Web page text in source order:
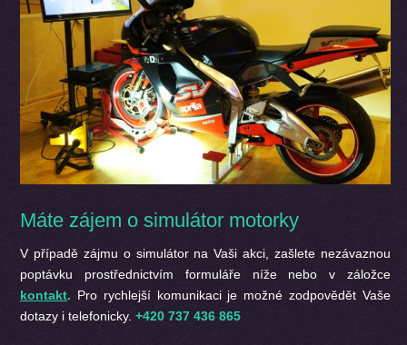
Máte zájem o simulátor motorky
V případě zájmu o simulátor na Vaši akci, zašlete nezávaznou
poptávku prostřednictvím formuláře níže nebo v záložce
kontakt. Pro rychlejší komunikaci je možné zodpovědět Vaše
dotazy i telefonicky. +420 737 436 865